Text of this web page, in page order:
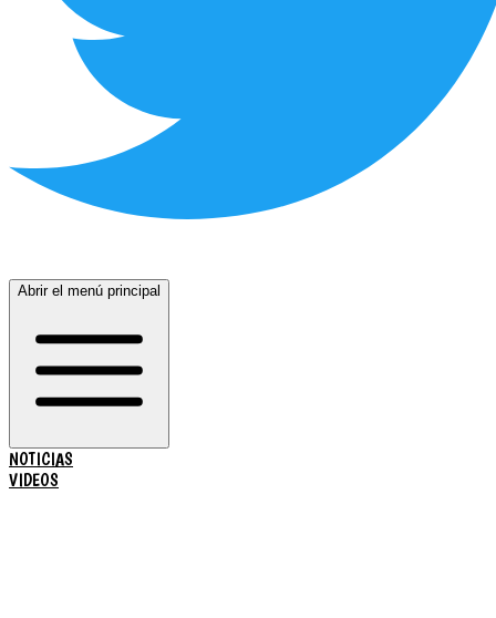
Abrir el menú principal
NOTICIAS
VIDEOS